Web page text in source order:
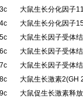
大鼠生长分化因子
大鼠生长分化因子
大鼠生长因子受体
大鼠生长因子受体
大鼠生长因子受体
大鼠生长激素2(GH
大鼠促生长激素释